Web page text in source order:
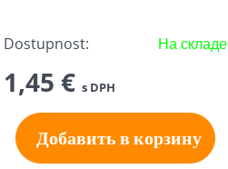
Dostupnost: На складе
1,45 € s DPH
Добавить в корзину